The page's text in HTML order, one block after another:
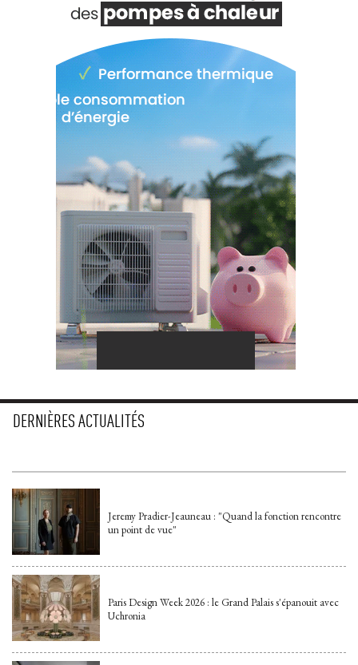
DERNIÈRES ACTUALITÉS
Jeremy Pradier-Jeauneau : "Quand la fonction rencontre
un point de vue"
Paris Design Week 2026 : le Grand Palais s'épanouit avec
Uchronia